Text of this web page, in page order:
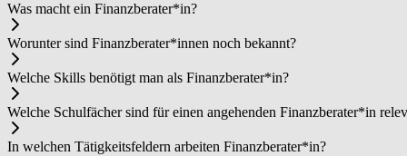
Was macht ein Fi­nanz­be­ra­ter*in?
Worunter sind Fi­nanz­be­ra­ter*in­nen noch bekannt?
Welche Skills benötigt man als Fi­nanz­be­ra­ter*in?
Welche Schulfächer sind für einen angehenden Fi­nanz­be­ra­ter*in
In welchen Tätigkeitsfeldern arbeiten Fi­nanz­be­ra­ter*in?